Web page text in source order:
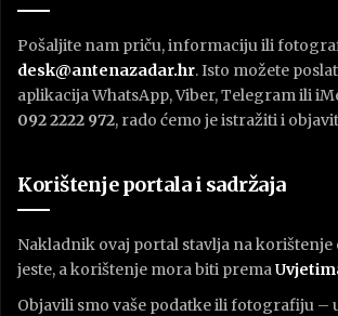
Pošaljite nam priču, informaciju ili
desk@antenazadar.hr. Isto možete
aplikacija WhatsApp, Viber, Telegram ili
092 2222 972, rado ćemo je istražiti i
Korištenje portala i sadržaja
Nakladnik ovaj portal stavlja na
jeste, a korištenje mora biti premaU
Objavili smo vaše podatke ili fotografiju –